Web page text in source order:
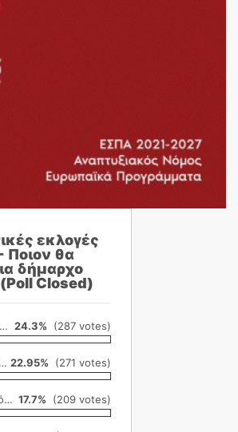
εκλογές
Ποιον θα
δήμαρχο
Closed)
Σαββόπουλος Δημήτρης 24.3% (287 votes)
Υποψήφιος «ΦΙΛΙΚΗ ΕΤΑΙΡΕΙΑ» 22.95% (271 votes)
Γρηγοριάδης Γρηγόρης 17.7% (209 votes)